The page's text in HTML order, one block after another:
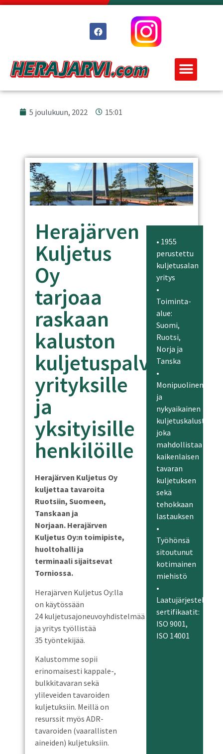
5 joulukuun, 2022 15:01
Herajärven
Kuljetus
Oy
tarjoaa
raskaan
kaluston
kuljetuspalveluita
yrityksille
ja
yksityisille
henkilöille
Herajärven Kuljetus Oy
kuljettaa tavaroita
Ruotsiin, Suomeen,
Tanskaan ja
Norjaan. Herajärven
Kuljetus Oy:n toimipiste,
huoltohalli ja
terminaali sijaitsevat
Torniossa.
Herajärven Kuljetus Oy:lla
on käytössään
24 kuljetusajoneuvoyhdistelmää
ja yritys työllistää
35 työntekijää.
Kalustomme sopii
erinomaisesti kappale-,
bulkkitavaran sekä
ylileveiden tavaroiden
kuljetuksiin. Meillä on
resurssit myös ADR-
tavaroiden (vaarallisten
aineiden) kuljetuksiin.
• 1955
perustettu
kuljetusalan
yritys
•
Toiminta-
alue:
Suomi,
Ruotsi,
Norja ja
Tanska
•
Monipuolinen
ja
nykyaikainen
kuljetuskalusto,
joka
mahdollistaa
kaikenlaisen
tavaran
kuljetuksen
sekä
tehokkaan
lastauksen
•
Työhönsä
sitoutunut
kotimainen
miehistö
•
Laatujärjestelmän
sertifikaatit:
ISO 9001,
ISO 14001